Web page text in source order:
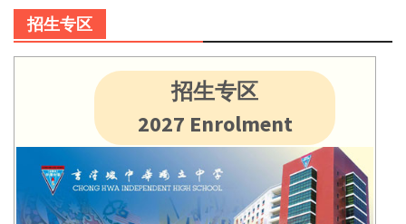
招生专区
招生专区
2027 Enrolment